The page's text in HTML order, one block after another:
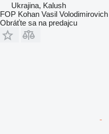
Ukrajina, Kalush
FOP Kohan Vasil Volodimirovich
Obráťte sa na predajcu